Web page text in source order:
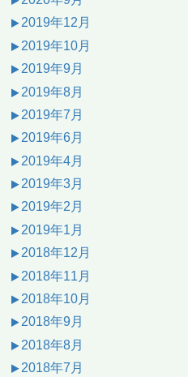
2019年12月
2019年10月
2019年9月
2019年8月
2019年7月
2019年6月
2019年4月
2019年3月
2019年2月
2019年1月
2018年12月
2018年11月
2018年10月
2018年9月
2018年8月
2018年7月